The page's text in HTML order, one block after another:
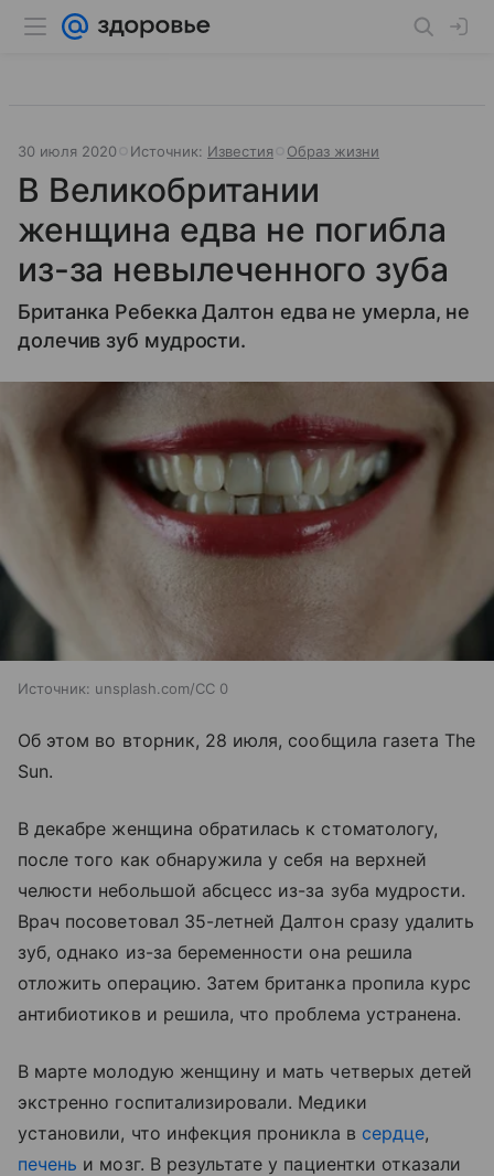
30 июля 2020 Источник: Известия Образ жизни
В Великобритании
женщина едва не погибла
из-за невылеченного зуба
Британка Ребекка Далтон едва не умерла, не
долечив зуб мудрости.
Источник: unsplash.com/CC 0
Об этом во вторник, 28 июля, сообщила газета The
Sun.
В декабре женщина обратилась к стоматологу,
после того как обнаружила у себя на верхней
челюсти небольшой абсцесс из-за зуба мудрости.
Врач посоветовал 35-летней Далтон сразу удалить
зуб, однако из-за беременности она решила
отложить операцию. Затем британка пропила курс
антибиотиков и решила, что проблема устранена.
В марте молодую женщину и мать четверых детей
экстренно госпитализировали. Медики
установили, что инфекция проникла в сердце,
печень и мозг. В результате у пациентки отказали